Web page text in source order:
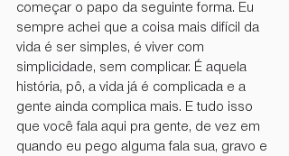
começar o papo da seguinte forma. Eu
sempre achei que a coisa mais difícil da
vida é ser simples, é viver com
simplicidade, sem complicar. É aquela
história, pô, a vida já é complicada e a
gente ainda complica mais. E tudo isso
que você fala aqui pra gente, de vez em
quando eu pego alguma fala sua, gravo e